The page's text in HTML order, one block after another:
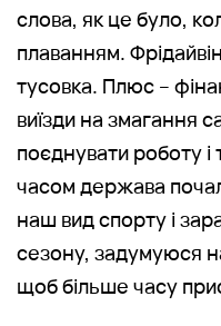
слова, як це було,
плаванням.
тусовка. Плюс –
виїзди на змагання
поєднувати роботу
часом держава
наш вид спорту і
сезону, задумуюся
щоб більше часу